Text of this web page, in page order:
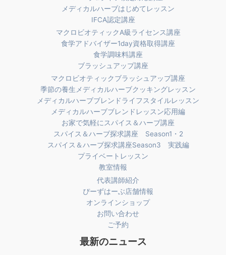
メディカルハーブはじめてレッスン
IFCA認定講座
マクロビオティックA級ライセンス講座
食学アドバイザー1day資格取得講座
食学調味料講座
ブラッシュアップ講座
マクロビオティックブラッシュアップ講座
季節の養生メディカルハーブクッキングレッスン
メディカルハーブブレンドライフスタイルレッスン
メディカルハーブブレンドレッスン応用編
お家で気軽にスパイス＆ハーブ講座
スパイス＆ハーブ探求講座 Season1・2
スパイス＆ハーブ探求講座Season3 実践編
プライベートレッスン
教室情報
代表講師紹介
ぴーずはーぶ店舗情報
オンラインショップ
お問い合わせ
ご予約
最新のニュース